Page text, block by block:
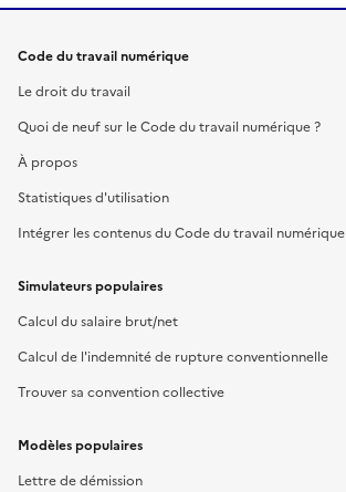
Code du travail numérique
Le droit du travail
Quoi de neuf sur le Code du travail numérique ?
À propos
Statistiques d'utilisation
Intégrer les contenus du Code du travail numérique
Simulateurs populaires
Calcul du salaire brut/net
Calcul de l'indemnité de rupture conventionnelle
Trouver sa convention collective
Modèles populaires
Lettre de démission